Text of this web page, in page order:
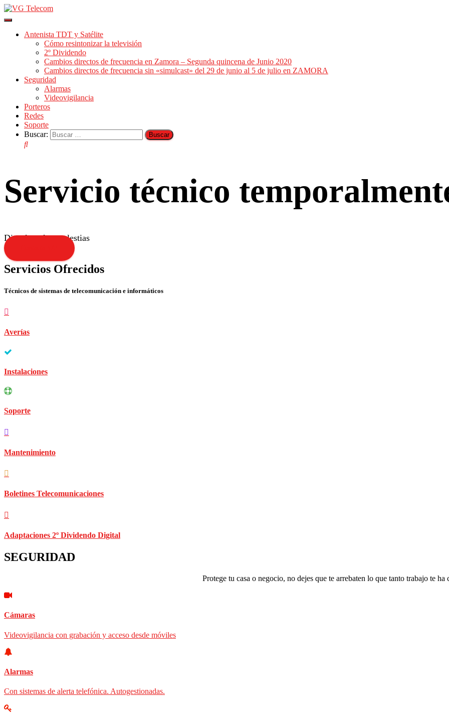
Cambiar
navegación
Antenista TDT y Satélite
Cómo resintonizar la televisión
2º Dividendo
Cambios directos de frecuencia en Zamora – Segunda quincena de Junio 2020
Cambios directos de frecuencia sin «simulcast» del 29 de junio al 5 de julio en ZAMORA
Seguridad
Alarmas
Videovigilancia
Porteros
Redes
Soporte
Buscar:
Servicio técnico
Disculpen las molestias
Servicios Ofrecidos
Técnicos de sistemas de telecomunicación e informáticos
Averías
Instalaciones
Soporte
Mantenimiento
Boletines Telecomunicaciones
Adaptaciones 2º Dividendo Digital
SEGURIDAD
Protege tu casa o negocio, no dejes que te arrebaten lo que tanto trabajo te ha
Cámaras
Videovigilancia con grabación y acceso desde móviles
Alarmas
Con sistemas de alerta telefónica. Autogestionadas.